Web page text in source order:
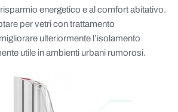
energetico e al comfort abitativo.
per vetri con trattamento
ulteriormente l’isolamento
utile in ambienti urbani rumorosi.